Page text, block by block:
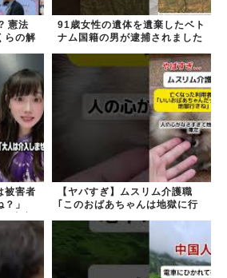
憲法
らの解
91歳女性の遺体を遺棄したベト
ナム国籍の男が逮捕されました
被害者
」
【ヤバすぎ】ムスリム介護職
｢このおばあちゃんは地獄に行